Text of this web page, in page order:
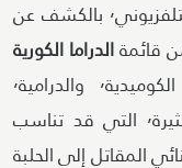
افتتحت الشاشة الكورية موسم الربيع التلفزيوني٬ بالكشف عن
قائمةالدراما الكورية
في أبريل ٬2026 من المسلسلات الكوميدية٬ والدرامية٬
والخيالية٬ والرومانسية٬ والإجرامية٬ والمثيرة٬ التي قد تناسب
المقاتل إلى الحلبة